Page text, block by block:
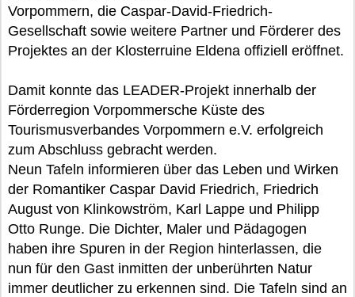
Vorpommern, die Caspar-David-Friedrich-
Gesellschaft sowie weitere Partner und Förderer des
Projektes an der Klosterruine Eldena offiziell eröffnet.
Damit konnte das LEADER-Projekt innerhalb der
Förderregion Vorpommersche Küste des
Tourismusverbandes Vorpommern e.V. erfolgreich
zum Abschluss gebracht werden.
Neun Tafeln informieren über das Leben und Wirken
der Romantiker Caspar David Friedrich, Friedrich
August von Klinkowström, Karl Lappe und Philipp
Otto Runge. Die Dichter, Maler und Pädagogen
haben ihre Spuren in der Region hinterlassen, die
nun für den Gast inmitten der unberührten Natur
immer deutlicher zu erkennen sind. Die Tafeln sind an